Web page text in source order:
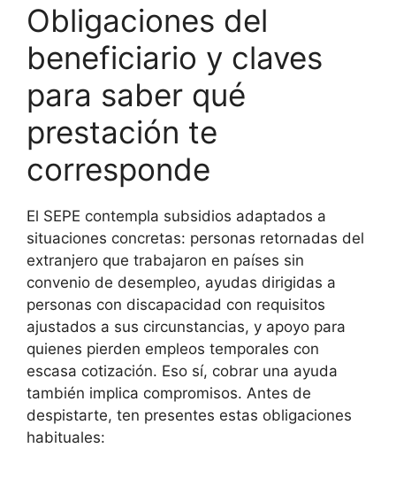
Obligaciones del
beneficiario y claves
para saber qué
prestación te
corresponde
El SEPE contempla subsidios adaptados a
situaciones concretas: personas retornadas del
extranjero que trabajaron en países sin
convenio de desempleo, ayudas dirigidas a
personas con discapacidad con requisitos
ajustados a sus circunstancias, y apoyo para
quienes pierden empleos temporales con
escasa cotización. Eso sí, cobrar una ayuda
también implica compromisos. Antes de
despistarte, ten presentes estas obligaciones
habituales: